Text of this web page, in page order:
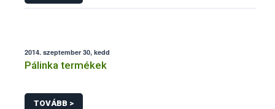
2014. szeptember 30, kedd
Pálinka termékek
TOVÁBB >